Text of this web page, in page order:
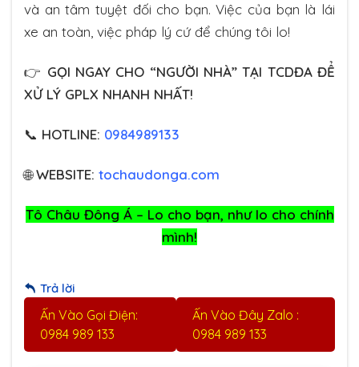
và an tâm tuyệt đối cho bạn. Việc của bạn là lái
xe an toàn, việc pháp lý cứ để chúng tôi lo!
👉 GỌI NGAY CHO “NGƯỜI NHÀ” TẠI TCDĐA ĐỂ
XỬ LÝ GPLX NHANH NHẤT!
📞 HOTLINE: 0984989133
🌐WEBSITE: tochaudonga.com
Tô Châu Đông Á – Lo cho bạn, như lo cho chính
mình!
Trả lời
Ấn Vào Gọi Điện:
0984 989 133
Ấn Vào Đây Zalo :
0984 989 133